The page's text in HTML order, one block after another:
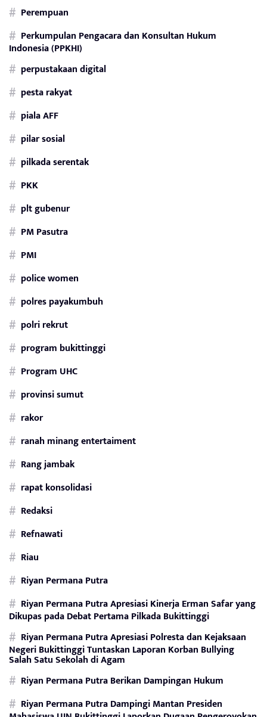
Perempuan
Perkumpulan Pengacara dan Konsultan Hukum
Indonesia (PPKHI)
perpustakaan digital
pesta rakyat
piala AFF
pilar sosial
pilkada serentak
PKK
plt gubenur
PM Pasutra
PMI
police women
polres payakumbuh
polri rekrut
program bukittinggi
Program UHC
provinsi sumut
rakor
ranah minang entertaiment
Rang jambak
rapat konsolidasi
Redaksi
Refnawati
Riau
Riyan Permana Putra
Riyan Permana Putra Apresiasi Kinerja Erman Safar yang
Dikupas pada Debat Pertama Pilkada Bukittinggi
Riyan Permana Putra Apresiasi Polresta dan Kejaksaan
Negeri Bukittinggi Tuntaskan Laporan Korban Bullying
Salah Satu Sekolah di Agam
Riyan Permana Putra Berikan Dampingan Hukum
Riyan Permana Putra Dampingi Mantan Presiden